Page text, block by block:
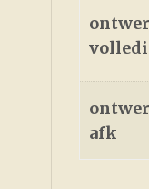
afk